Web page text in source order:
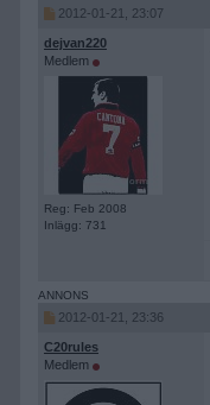
2012-01-21, 23:07
dejvan220
Medlem
Reg: Feb 2008
Inlägg: 731
2012-01-21, 23:36
C20rules
Medlem